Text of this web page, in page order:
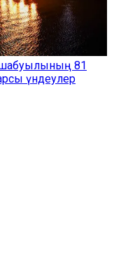
81
үндеулер